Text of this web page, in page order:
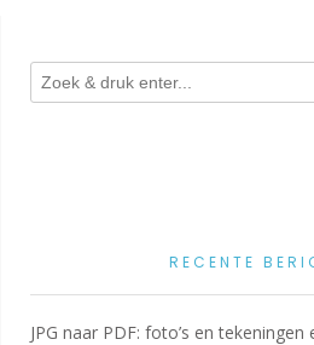
RECENTE
JPG naar PDF: foto’s en